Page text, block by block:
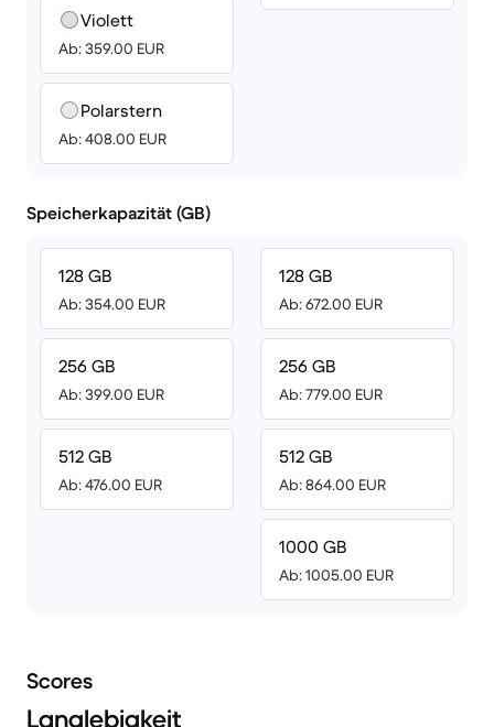
Violett
Ab: 359.00 EUR
Polarstern
Ab: 408.00 EUR
Speicherkapazität (GB)
128 GB
Ab: 354.00 EUR
256 GB
Ab: 399.00 EUR
512 GB
Ab: 476.00 EUR
128 GB
Ab: 672.00 EUR
256 GB
Ab: 779.00 EUR
512 GB
Ab: 864.00 EUR
1000 GB
Ab: 1005.00 EUR
Scores
Langlebigkeit